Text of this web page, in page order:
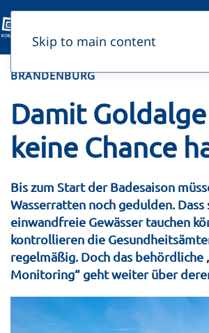
Skip to main content
BRANDENBURG
Damit
keine Chance
Bis zum Start der Badesaison
Wasserratten noch gedulden. Dass
einwandfreie Gewässer tauchen
kontrollieren die
regelmäßig. Doch das behördliche
Monitoring“ geht weiter über